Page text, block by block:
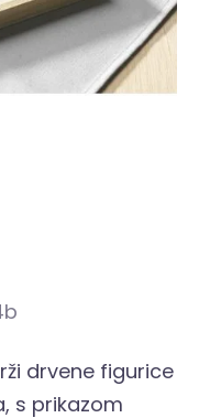
drvene figurice
s prikazom